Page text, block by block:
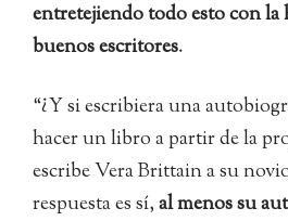
entretejiendo todo esto con la
buenos escritores.
“¿Y si escribiera una
hacer un libro a partir de la
escribe Vera Brittain a su
respuesta es sí,al menos su